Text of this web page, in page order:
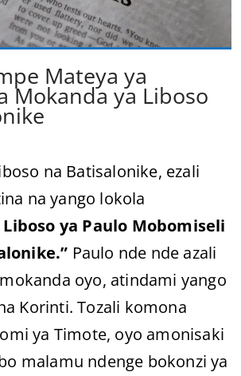
Mateya ya
Mokanda ya Liboso
na Batisalonike, ezali
na yango lokola
ya Paulo Mobomiseli
Paulo nde nde azali
oyo, atindami yango
Korinti. Tozali komona
ya Timote, oyo amonisaki
malamu ndenge bokonzi ya